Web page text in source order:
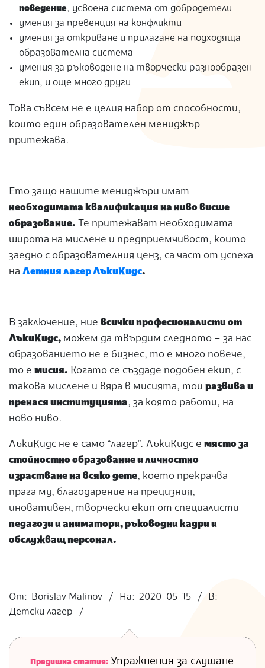
поведение, усвоена система от добродетели
умения за превенция на конфликти
умения за откриване и прилагане на подходяща
образователна система
умения за ръководене на творчески разнообразен
екип, и още много други
Това съвсем не е целия набор от способности,
които един образователен мениджър
притежава.
Ето защо нашите мениджъри имат
необходимата квалификация на ниво висше
образование. Те притежават необходимата
широта на мислене и предприемчивост, които
заедно с образователния ценз, са част от успеха
на Летния лагер ЛъкиКидс.
В заключение, ние всички професионалисти от
ЛъкиКидс, можем да твърдим следното – за нас
образованието не е бизнес, то е много повече,
то е мисия. Когато се създаде подобен екип, с
такова мислене и вяра в мисията, той развива и
пренася институцията, за която работи, на
ново ниво.
ЛъкиКидс не е само “лагер”. ЛъкиКидс е място за
стойностно образование и личностно
израстване на всяко дете, което прекрачва
прага му, благодарение на прецизния,
иновативен, творчески екип от специалисти
педагози и аниматори, ръководни кадри и
обслужващ персонал.
05-
15
От: Borislav Malinov На: 2020-05-15
В:
Детски лагер
Предишна статия: Упражнения за слушане